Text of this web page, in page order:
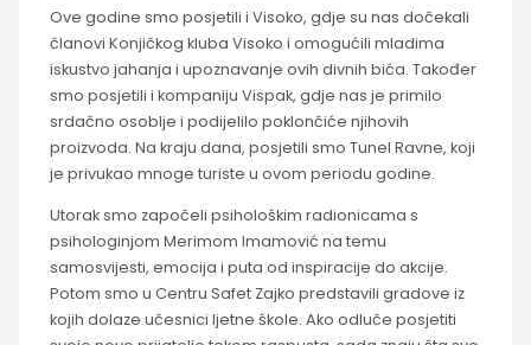
Ove godine smo posjetili i Visoko, gdje su nas dočekali
članovi Konjičkog kluba Visoko i omogućili mladima
iskustvo jahanja i upoznavanje ovih divnih bića. Također
smo posjetili i kompaniju Vispak, gdje nas je primilo
srdačno osoblje i podijelilo poklončiće njihovih
proizvoda. Na kraju dana, posjetili smo Tunel Ravne, koji
je privukao mnoge turiste u ovom periodu godine.
Utorak smo započeli psihološkim radionicama s
psihologinjom Merimom Imamović na temu
samosvijesti, emocija i puta od inspiracije do akcije.
Potom smo u Centru Safet Zajko predstavili gradove iz
kojih dolaze učesnici ljetne škole. Ako odluče posjetiti